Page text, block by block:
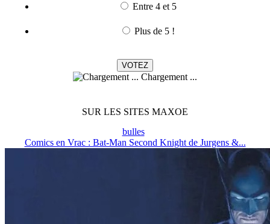
Entre 4 et 5
Plus de 5 !
Chargement ...
SUR LES SITES MAXOE
bulles
Comics en Vrac : Bat-Man Second Knight de Jurgens &...